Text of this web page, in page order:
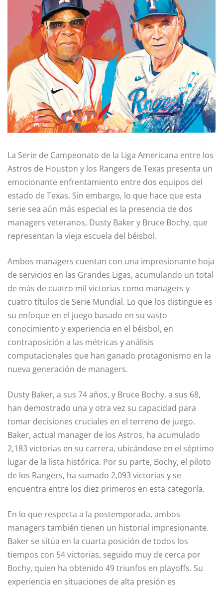
La Serie de Campeonato de la Liga Americana entre los
Astros de Houston y los Rangers de Texas presenta un
emocionante enfrentamiento entre dos equipos del
estado de Texas. Sin embargo, lo que hace que esta
serie sea aún más especial es la presencia de dos
managers veteranos, Dusty Baker y Bruce Bochy, que
representan la vieja escuela del béisbol.
Ambos managers cuentan con una impresionante hoja
de servicios en las Grandes Ligas, acumulando un total
de más de cuatro mil victorias como managers y
cuatro títulos de Serie Mundial. Lo que los distingue es
su enfoque en el juego basado en su vasto
conocimiento y experiencia en el béisbol, en
contraposición a las métricas y análisis
computacionales que han ganado protagonismo en la
nueva generación de managers.
Dusty Baker, a sus 74 años, y Bruce Bochy, a sus 68,
han demostrado una y otra vez su capacidad para
tomar decisiones cruciales en el terreno de juego.
Baker, actual manager de los Astros, ha acumulado
2,183 victorias en su carrera, ubicándose en el séptimo
lugar de la lista histórica. Por su parte, Bochy, el piloto
de los Rangers, ha sumado 2,093 victorias y se
encuentra entre los diez primeros en esta categoría.
En lo que respecta a la postemporada, ambos
managers también tienen un historial impresionante.
Baker se sitúa en la cuarta posición de todos los
tiempos con 54 victorias, seguido muy de cerca por
Bochy, quien ha obtenido 49 triunfos en playoffs. Su
experiencia en situaciones de alta presión es